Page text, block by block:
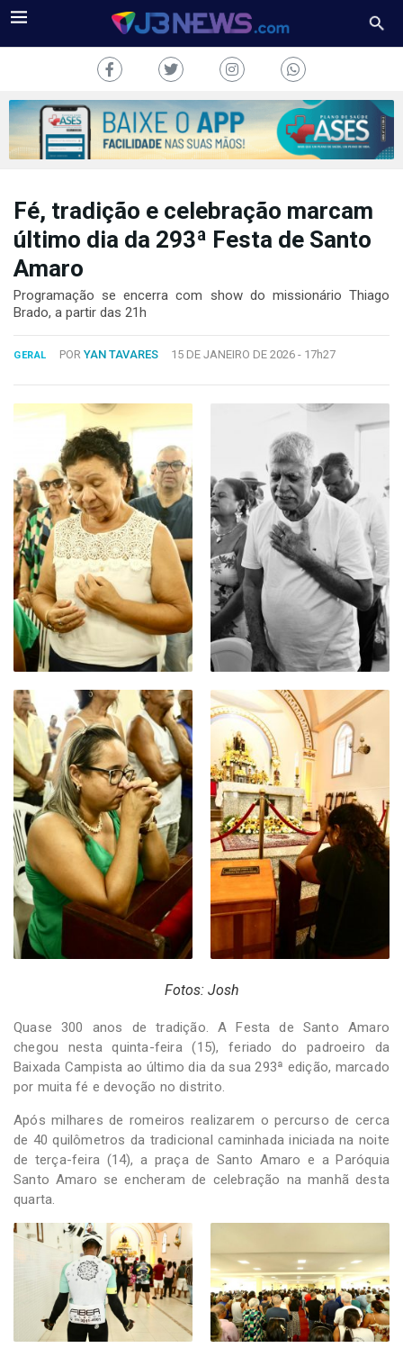
J3NEWS
COLUNAS
2024
Desenvolvido
Tecnologia
Sistemas
Fé, tradição e celebração marcam
último dia da 293ª Festa de Santo
Amaro
Programação se encerra com show do missionário Thiago
Brado, a partir das 21h
GERAL POR YAN TAVARES 15 DE JANEIRO DE 2026 - 17h27
Fotos: Josh
Quase 300 anos de tradição. A Festa de Santo Amaro
chegou nesta quinta-feira (15), feriado do padroeiro da
Baixada Campista ao último dia da sua 293ª edição, marcado
por muita fé e devoção no distrito.
Após milhares de romeiros realizarem o percurso de cerca
de 40 quilômetros da tradicional caminhada iniciada na noite
de terça-feira (14), a praça de Santo Amaro e a Paróquia
Santo Amaro se encheram de celebração na manhã desta
quarta.